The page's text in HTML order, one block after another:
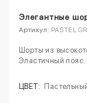
Элегантные
Артикул: PASTEL
Шорты из
Эластичный пояс.
ЦВЕТ: